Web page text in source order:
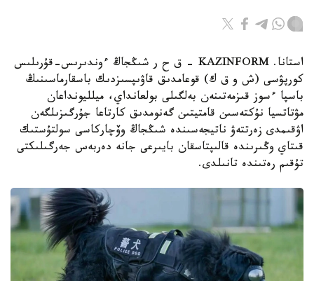
استانا. KAZINFORM – ق ح ر شىڭجاڭ ءوندىرىس-قۇرىلىس
كورپۋسى (ش و ق ك) قوعامدىق قاۋىپسىزدىك باسقارماسىنىڭ
باسپا ءسوز قىزمەتىنەن بەلگىلى بولعانداي، ميلليونداعان
مۋتاتسيا نۇكتەسىن قامتيتىن گەنومدىق كارتاعا جۇرگىزىلگەن
اۋقىمدى زەرتتەۋ ناتيجەسىندە شىڭجاڭ وۆچاركاسى سولتۇستىك
قىتاي وڭىرىندە قالىپتاسقان بايىرعى جانە دەربەس جەرگىلىكتى
تۇقىم رەتىندە تانىلدى.